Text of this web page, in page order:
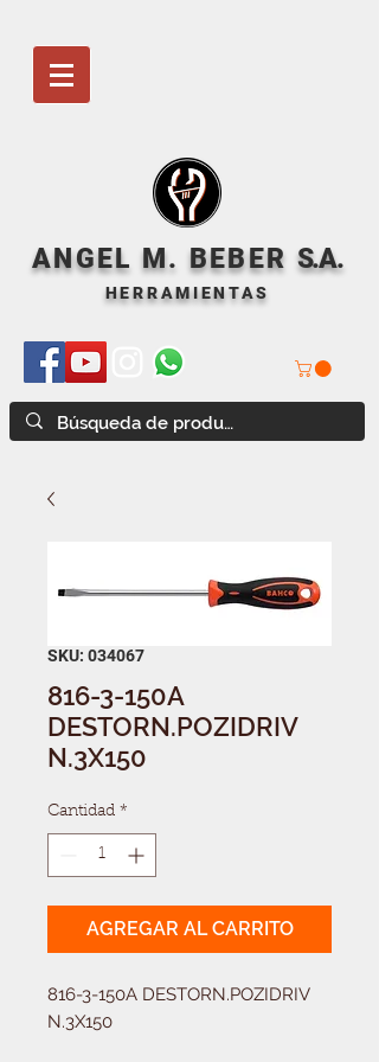
ANGEL M. BEBER S.A.
HERRAMIENTAS
SKU: 034067
816-3-150A
DESTORN.POZIDRIV
N.3X150
Cantidad *
AGREGAR AL CARRITO
816-3-150A DESTORN.POZIDRIV
N.3X150